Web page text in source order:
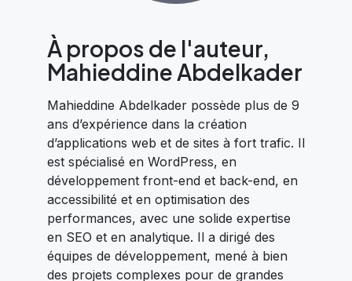
À propos de l'auteur,
Mahieddine Abdelkader
Mahieddine Abdelkader possède plus de 9
ans d’expérience dans la création
d’applications web et de sites à fort trafic. Il
est spécialisé en WordPress, en
développement front-end et back-end, en
accessibilité et en optimisation des
performances, avec une solide expertise
en SEO et en analytique. Il a dirigé des
équipes de développement, mené à bien
des projets complexes pour de grandes